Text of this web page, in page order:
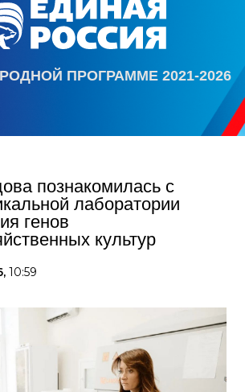
ПРОГРАММЕ 2021-2026
познакомилась с
лаборатории
генов
культур
10:59